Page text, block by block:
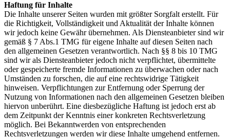
Haftung für Inhalte
Die Inhalte unserer Seiten wurden mit größter Sorgfalt erstellt. Für
die Richtigkeit, Vollständigkeit und Aktualität der Inhalte können
wir jedoch keine Gewähr übernehmen. Als Diensteanbieter sind wir
gemäß § 7 Abs.1 TMG für eigene Inhalte auf diesen Seiten nach
den allgemeinen Gesetzen verantwortlich. Nach §§ 8 bis 10 TMG
sind wir als Diensteanbieter jedoch nicht verpflichtet, übermittelte
oder gespeicherte fremde Informationen zu überwachen oder nach
Umständen zu forschen, die auf eine rechtswidrige Tätigkeit
hinweisen. Verpflichtungen zur Entfernung oder Sperrung der
Nutzung von Informationen nach den allgemeinen Gesetzen bleiben
hiervon unberührt. Eine diesbezügliche Haftung ist jedoch erst ab
dem Zeitpunkt der Kenntnis einer konkreten Rechtsverletzung
möglich. Bei Bekanntwerden von entsprechenden
Rechtsverletzungen werden wir diese Inhalte umgehend entfernen.